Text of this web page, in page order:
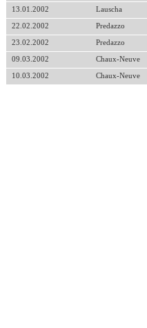
13.01.2002 Lauscha
22.02.2002 Predazzo
23.02.2002 Predazzo
09.03.2002 Chaux-Neuve
10.03.2002 Chaux-Neuve